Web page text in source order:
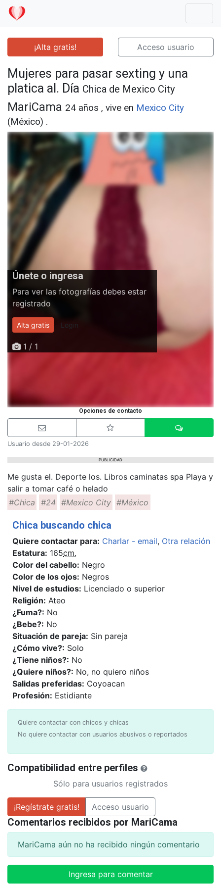
¡Alta gratis! Acceso usuario
Mujeres para pasar sexting y una
platica al. Día Chica de Mexico City
MariCama 24 años , vive en Mexico City
(México) .
Únete o ingresa
Para ver las fotografías debes estar
registrado
Alta gratis Login
1 / 1
Opciones de contacto
Usuario desde 29-01-2026
PUBLICIDAD
Me gusta el. Deporte los. Libros caminatas spa Playa y
salir a tomar café o helado
#Chica
#24 #Mexico City #México
Chica buscando chica
Quiere contactar para: Charlar - email, Otra relación
Estatura: 165cm.
Color del cabello: Negro
Color de los ojos: Negros
Nivel de estudios: Licenciado o superior
Religión: Ateo
¿Fuma?: No
¿Bebe?: No
Situación de pareja: Sin pareja
¿Cómo vive?: Solo
¿Tiene niños?: No
¿Quiere niños?: No, no quiero niños
Salidas preferidas: Coyoacan
Profesión: Estidiante
Quiere contactar con chicos y chicas
No quiere contactar con usuarios abusivos o reportados
Compatibilidad entre perfiles
Sólo para usuarios registrados
¡Regístrate gratis! Acceso usuario
Comentarios recibidos por MariCama
MariCama aún no ha recibido ningún comentario
Ingresa para comentar